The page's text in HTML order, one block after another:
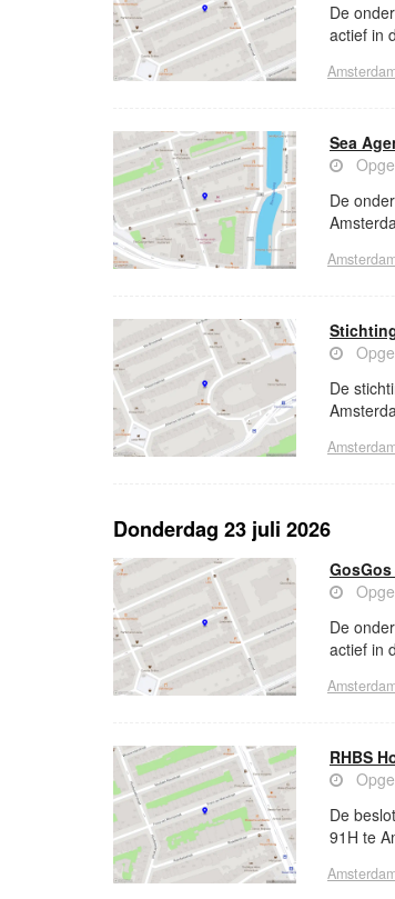
De
actief in
Sea
De
De
Donderdag 23 juli 2026
De
actief in
RHBS
De
91H te